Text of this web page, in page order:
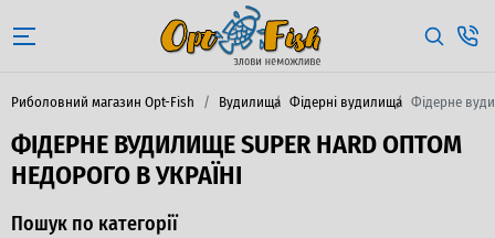
Риболовний магазин Opt-Fish Вудилища Фідерні вудилища Фідерне
ФІДЕРНЕ ВУДИЛИЩЕ SUPER HARD ОПТОМ
НЕДОРОГО В УКРАЇНІ
Пошук по категорії